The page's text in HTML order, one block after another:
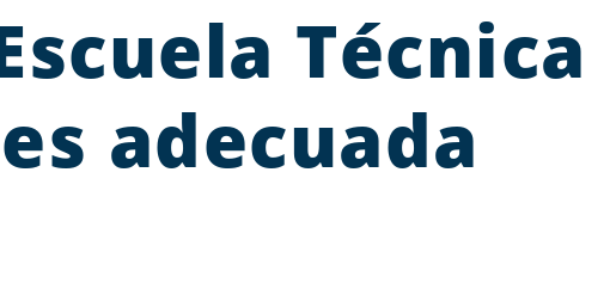
Técnica
adecuada